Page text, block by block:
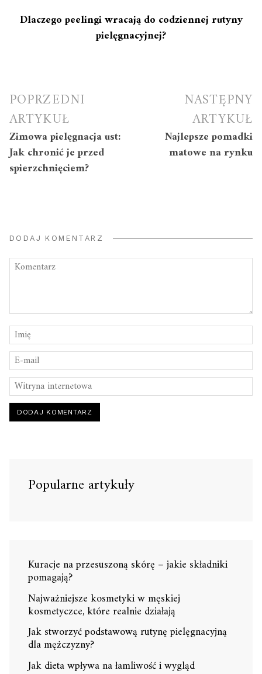
Dlaczego peelingi wracają do codziennej rutyny
pielęgnacyjnej?
Nawigacja
wpisu
POPRZEDNI
ARTYKUŁ
Zimowa pielęgnacja ust:
Jak chronić je przed
spierzchnięciem?
NASTĘPNY
ARTYKUŁ
Najlepsze pomadki
matowe na rynku
DODAJ KOMENTARZ
Popularne artykuły
Kuracje na przesuszoną skórę – jakie składniki
pomagają?
Najważniejsze kosmetyki w męskiej
kosmetyczce, które realnie działają
Jak stworzyć podstawową rutynę pielęgnacyjną
dla mężczyzny?
Jak dieta wpływa na łamliwość i wygląd